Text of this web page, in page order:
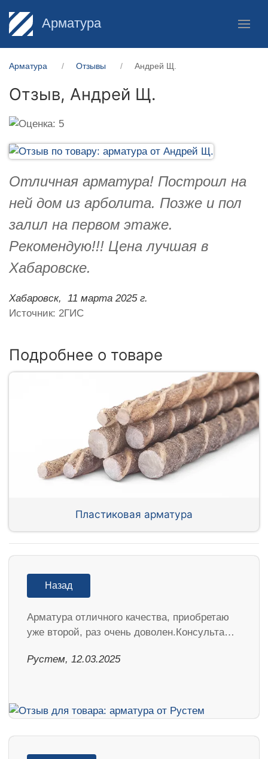
Арматура
Арматура Отзывы Андрей Щ.
Отзыв, Андрей Щ.
Отличная арматура! Построил на
ней дом из арболита. Позже и пол
залил на первом этаже.
Рекомендую!!! Цена лучшая в
Хабаровске.
Хабаровск,
11 марта 2025 г.
Источник: 2ГИС
Подробнее о товаре
Пластиковая арматура
Назад
Арматура отличного качества, приобретаю
уже второй, раз очень доволен.Консульта…
Рустем, 12.03.2025